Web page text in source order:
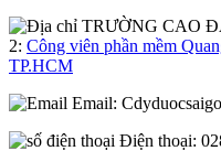
2: Công viên phần mềm
TP.HCM
Email:
Điện thoại: